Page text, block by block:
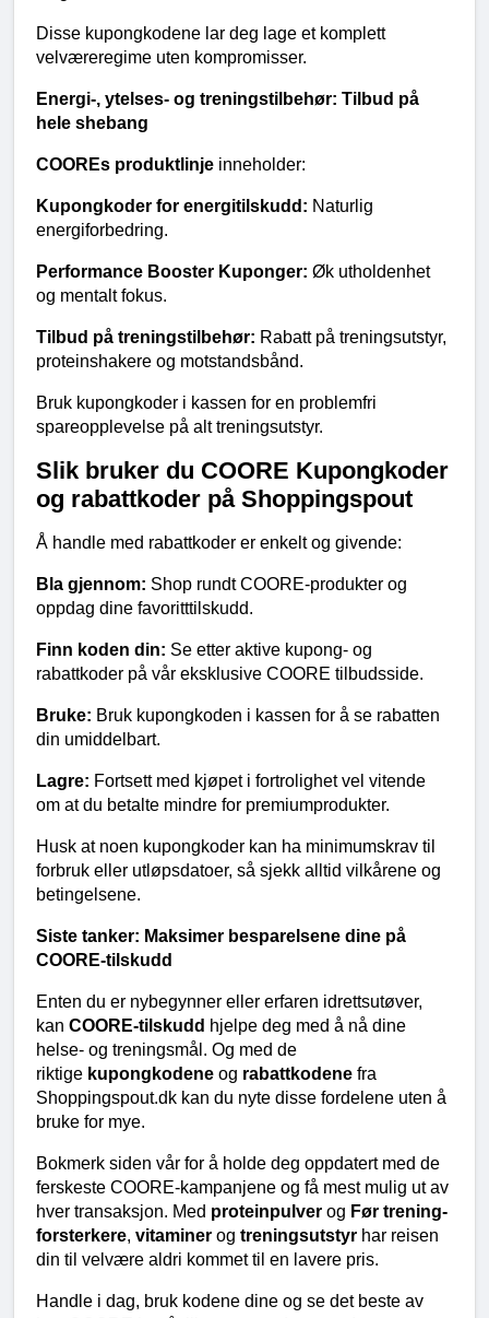
Disse kupongkodene lar deg lage et komplett
velværeregime uten kompromisser.
Energi-, ytelses- og treningstilbehør: Tilbud på
hele shebang
COOREs produktlinje inneholder:
Kupongkoder for energitilskudd: Naturlig
energiforbedring.
Performance Booster Kuponger: Øk utholdenhet
og mentalt fokus.
Tilbud på treningstilbehør: Rabatt på treningsutstyr,
proteinshakere og motstandsbånd.
Bruk kupongkoder i kassen for en problemfri
spareopplevelse på alt treningsutstyr.
Slik bruker du COORE Kupongkoder
og rabattkoder på Shoppingspout
Å handle med rabattkoder er enkelt og givende:
Bla gjennom: Shop rundt COORE-produkter og
oppdag dine favoritttilskudd.
Finn koden din: Se etter aktive kupong- og
rabattkoder på vår eksklusive COORE tilbudsside.
Bruke: Bruk kupongkoden i kassen for å se rabatten
din umiddelbart.
Lagre: Fortsett med kjøpet i fortrolighet vel vitende
om at du betalte mindre for premiumprodukter.
Husk at noen kupongkoder kan ha minimumskrav til
forbruk eller utløpsdatoer, så sjekk alltid vilkårene og
betingelsene.
Siste tanker: Maksimer besparelsene dine på
COORE-tilskudd
Enten du er nybegynner eller erfaren idrettsutøver,
kan COORE-tilskudd hjelpe deg med å nå dine
helse- og treningsmål. Og med de
riktige kupongkodene og rabattkodene fra
Shoppingspout.dk kan du nyte disse fordelene uten å
bruke for mye.
Bokmerk siden vår for å holde deg oppdatert med de
ferskeste COORE-kampanjene og få mest mulig ut av
hver transaksjon. Med proteinpulver og Før trening-
forsterkere, vitaminer og treningsutstyr har reisen
din til velvære aldri kommet til en lavere pris.
Handle i dag, bruk kodene dine og se det beste av